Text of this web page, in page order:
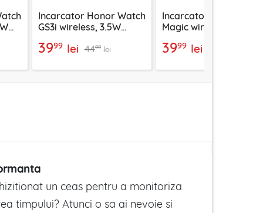
Incarcator Honor Watch
GS3i wireless, 3.5W
3999 lei 4499 lei
Incarcator Honor
Magic wireless, 3.5W
3999 lei
un ceas pentru a monitoriza
timpului? Atunci o sa ai nevoie si